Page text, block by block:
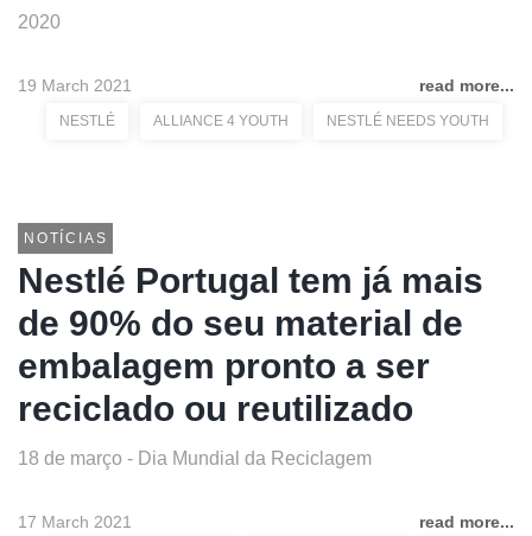
2020
19 March 2021 read more...
NESTLÉ ALLIANCE 4 YOUTH NESTLÉ NEEDS YOUTH
NOTÍCIAS
Nestlé Portugal tem já mais
de 90% do seu material de
embalagem pronto a ser
reciclado ou reutilizado
18 de março - Dia Mundial da Reciclagem
17 March 2021 read more...